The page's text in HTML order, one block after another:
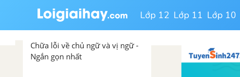
Lớp 12 Lớp 11 Lớp 10
Cầu Long Biên - chứng nhân lịch
sử
Chữa lỗi về chủ ngữ và vị ngữ -
Ngắn gọn nhất